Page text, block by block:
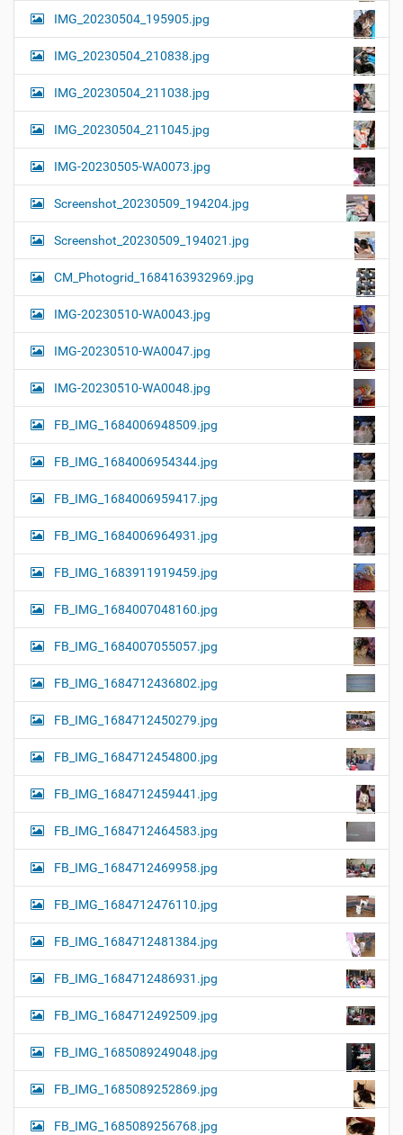
IMG_20230504_195905.jpg
IMG_20230504_210838.jpg
IMG_20230504_211038.jpg
IMG_20230504_211045.jpg
IMG-20230505-WA0073.jpg
Screenshot_20230509_194204.jpg
Screenshot_20230509_194021.jpg
CM_Photogrid_1684163932969.jpg
IMG-20230510-WA0043.jpg
IMG-20230510-WA0047.jpg
IMG-20230510-WA0048.jpg
FB_IMG_1684006948509.jpg
FB_IMG_1684006954344.jpg
FB_IMG_1684006959417.jpg
FB_IMG_1684006964931.jpg
FB_IMG_1683911919459.jpg
FB_IMG_1684007048160.jpg
FB_IMG_1684007055057.jpg
FB_IMG_1684712436802.jpg
FB_IMG_1684712450279.jpg
FB_IMG_1684712454800.jpg
FB_IMG_1684712459441.jpg
FB_IMG_1684712464583.jpg
FB_IMG_1684712469958.jpg
FB_IMG_1684712476110.jpg
FB_IMG_1684712481384.jpg
FB_IMG_1684712486931.jpg
FB_IMG_1684712492509.jpg
FB_IMG_1685089249048.jpg
FB_IMG_1685089252869.jpg
FB_IMG_1685089256768.jpg